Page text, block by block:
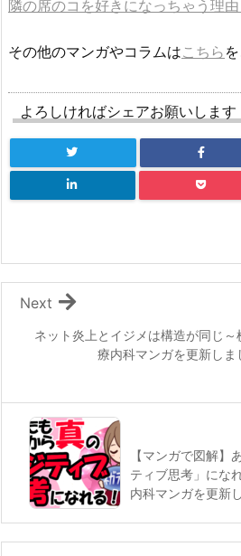
隣の席のコを好きになっちゃう理
その他のマンガやコラムはこちら
よろしければシェアお願いします
ネット炎上とイジメは構造が同じ～
療内科マンガを更新しま
Next
【マンガで図解】
ティブ思考」にな
内科マンガを更新